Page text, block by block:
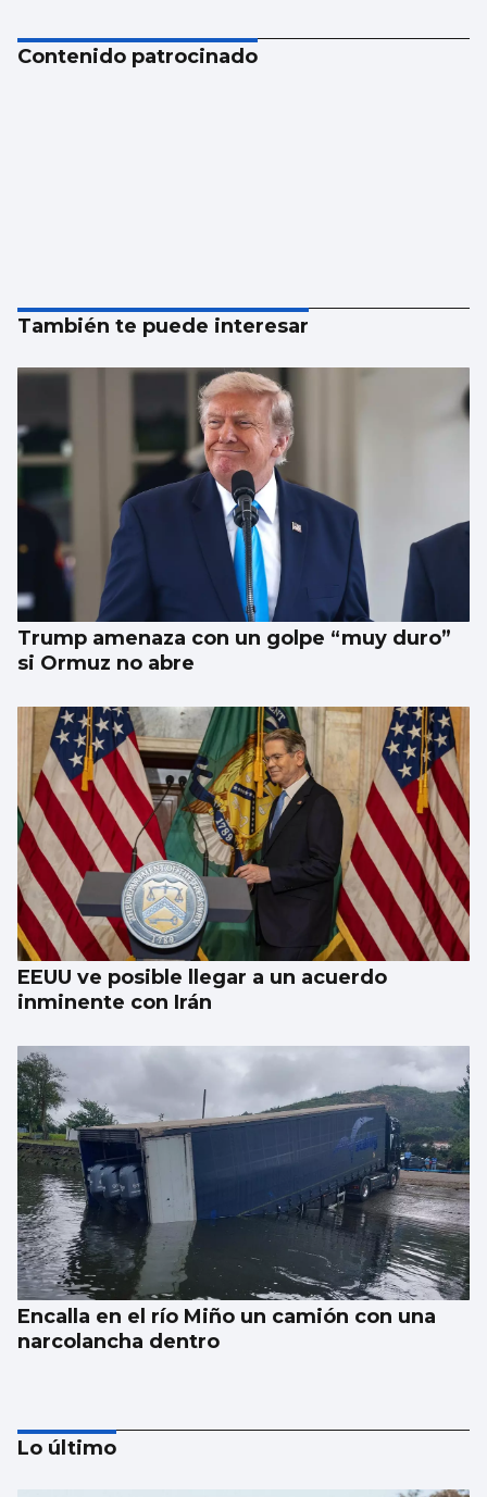
Contenido patrocinado
También te puede interesar
Trump amenaza con un golpe “muy duro”
si Ormuz no abre
EEUU ve posible llegar a un acuerdo
inminente con Irán
Encalla en el río Miño un camión con una
narcolancha dentro
Lo último